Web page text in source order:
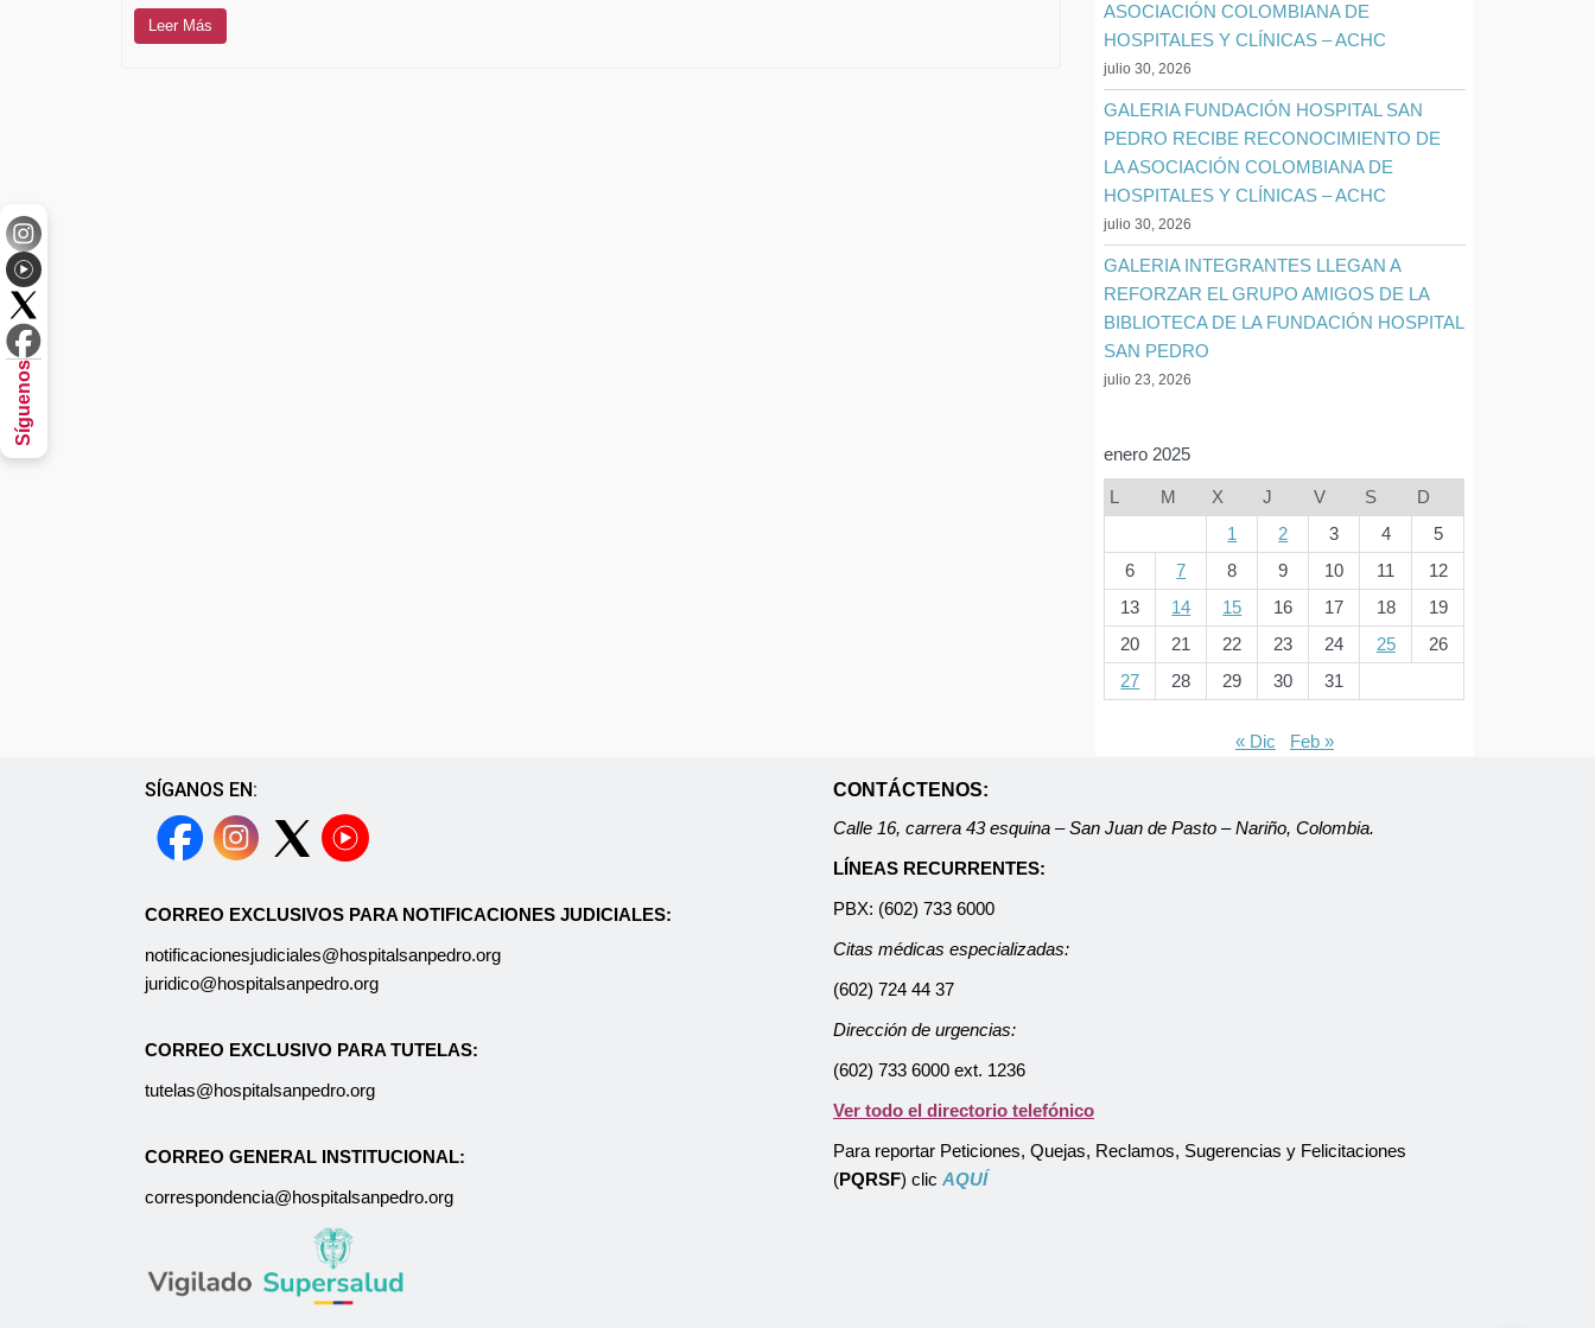
Leer Más
ASOCIACIÓN COLOMBIANA DE
HOSPITALES Y CLÍNICAS – ACHC
julio 30, 2026
GALERIA FUNDACIÓN HOSPITAL SAN
PEDRO RECIBE RECONOCIMIENTO DE
LA ASOCIACIÓN COLOMBIANA DE
HOSPITALES Y CLÍNICAS – ACHC
julio 30, 2026
GALERIA INTEGRANTES LLEGAN A
REFORZAR EL GRUPO AMIGOS DE LA
BIBLIOTECA DE LA FUNDACIÓN HOSPITAL
SAN PEDRO
julio 23, 2026
enero 2025
L M X J V S
D
1
2 3 4
5
6
7 8 9 10 11
12
13
14 15 16 17 18
19
20
21 22 23 24 25
26
27
28 29 30 31
« Dic Feb »
SÍGANOS EN:
CORREO EXCLUSIVOS PARA NOTIFICACIONES JUDICIALES:
notificacionesjudiciales@hospitalsanpedro.org
juridico@hospitalsanpedro.org
CORREO EXCLUSIVO PARA TUTELAS:
tutelas@hospitalsanpedro.org
CORREO GENERAL INSTITUCIONAL:
correspondencia@hospitalsanpedro.org
CONTÁCTENOS:
Calle 16, carrera 43 esquina – San Juan de Pasto – Nariño, Colombia.
LÍNEAS RECURRENTES:
PBX: (602) 733 6000
Citas médicas especializadas:
(602) 724 44 37
Dirección de urgencias:
(602) 733 6000 ext. 1236
Ver todo el directorio telefónico
Para reportar Peticiones, Quejas, Reclamos, Sugerencias y Felicitaciones
(PQRSF) clic AQUÍ
Síguenos